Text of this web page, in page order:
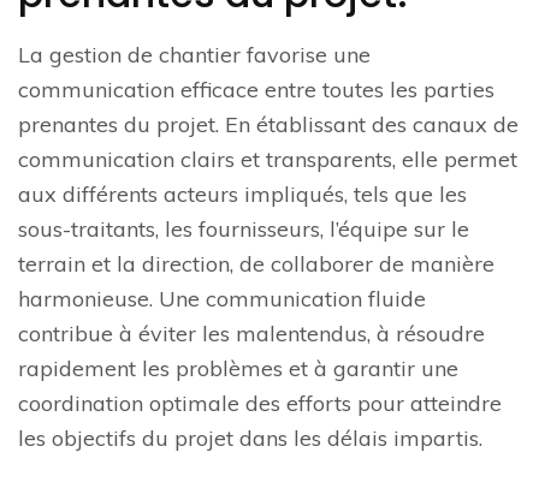
La gestion de chantier favorise une
communication efficace entre toutes les parties
prenantes du projet. En établissant des canaux de
communication clairs et transparents, elle permet
aux différents acteurs impliqués, tels que les
sous-traitants, les fournisseurs, l’équipe sur le
terrain et la direction, de collaborer de manière
harmonieuse. Une communication fluide
contribue à éviter les malentendus, à résoudre
rapidement les problèmes et à garantir une
coordination optimale des efforts pour atteindre
les objectifs du projet dans les délais impartis.